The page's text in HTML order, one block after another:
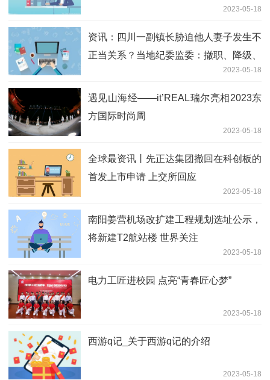
2023-05-18
资讯：四川一副镇长胁迫他人妻子发生不
正当关系？当地纪委监委：撤职、降级、
2023-05-18
遇见山海经——it’REAL瑞尔亮相2023东
方国际时尚周
2023-05-18
全球最资讯丨先正达集团撤回在科创板的
首发上市申请 上交所回应
2023-05-18
南阳姜营机场改扩建工程规划选址公示，
将新建T2航站楼 世界关注
2023-05-18
电力工匠进校园 点亮“青春匠心梦”
2023-05-18
西游q记_关于西游q记的介绍
2023-05-18